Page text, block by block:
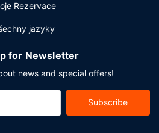
Rezervace
jazyky
for Newsletter
news and special offers!
Subscribe